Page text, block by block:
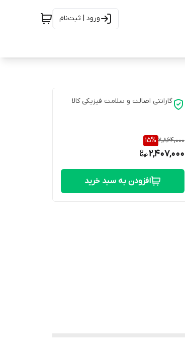
ورود | ثبت‌نام
گارانتی اصالت و سلامت فیزیکی کالا
2,864,000
15%
2,407,000
افزودن به سبد خرید